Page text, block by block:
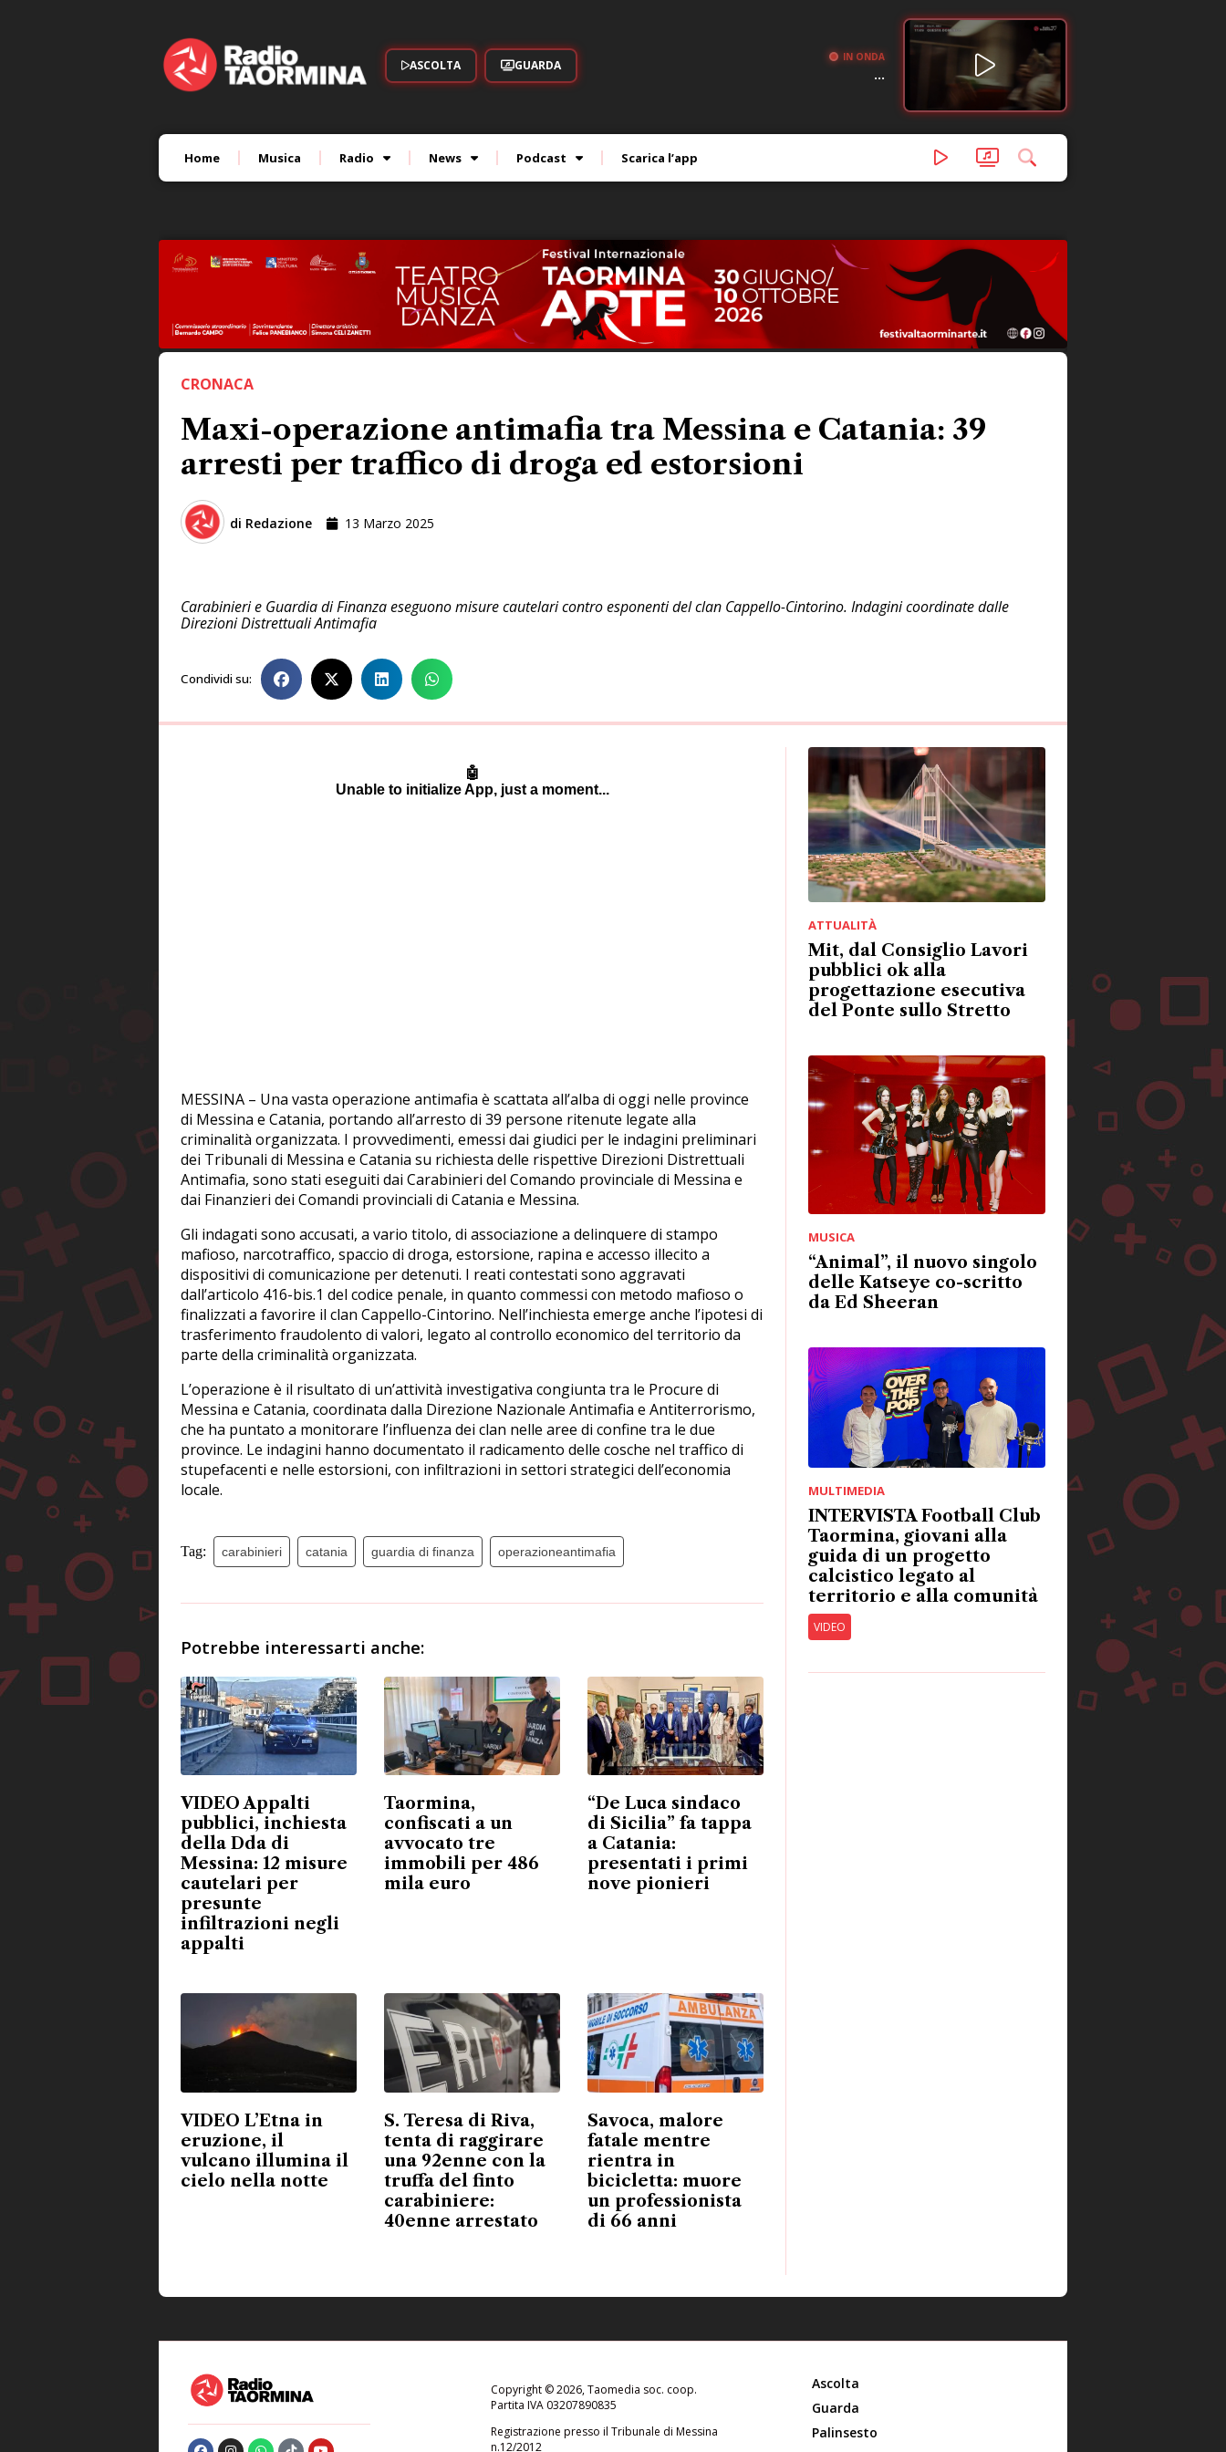
ASCOLTA GUARDA
IN ONDA
...
Home Musica Radio News Podcast Scarica l’app
CRONACA
Maxi-operazione antimafia tra Messina e Catania: 39
arresti per traffico di droga ed estorsioni
di Redazione 13 Marzo 2025
Carabinieri e Guardia di Finanza eseguono misure cautelari contro esponenti del clan Cappello-Cintorino. Indagini coordinate dalle
Direzioni Distrettuali Antimafia
Condividi su:
MESSINA – Una vasta operazione antimafia è scattata all’alba di oggi nelle province
di Messina e Catania, portando all’arresto di 39 persone ritenute legate alla
criminalità organizzata. I provvedimenti, emessi dai giudici per le indagini preliminari
dei Tribunali di Messina e Catania su richiesta delle rispettive Direzioni Distrettuali
Antimafia, sono stati eseguiti dai Carabinieri del Comando provinciale di Messina e
dai Finanzieri dei Comandi provinciali di Catania e Messina.
Gli indagati sono accusati, a vario titolo, di associazione a delinquere di stampo
mafioso, narcotraffico, spaccio di droga, estorsione, rapina e accesso illecito a
dispositivi di comunicazione per detenuti. I reati contestati sono aggravati
dall’articolo 416-bis.1 del codice penale, in quanto commessi con metodo mafioso o
finalizzati a favorire il clan Cappello-Cintorino. Nell’inchiesta emerge anche l’ipotesi di
trasferimento fraudolento di valori, legato al controllo economico del territorio da
parte della criminalità organizzata.
L’operazione è il risultato di un’attività investigativa congiunta tra le Procure di
Messina e Catania, coordinata dalla Direzione Nazionale Antimafia e Antiterrorismo,
che ha puntato a monitorare l’influenza dei clan nelle aree di confine tra le due
province. Le indagini hanno documentato il radicamento delle cosche nel traffico di
stupefacenti e nelle estorsioni, con infiltrazioni in settori strategici dell’economia
locale.
Tag: carabinieri catania guardia di finanza operazioneantimafia
Potrebbe interessarti anche:
VIDEO Appalti
pubblici, inchiesta
della Dda di
Messina: 12 misure
cautelari per
presunte
infiltrazioni negli
appalti
Taormina,
confiscati a un
avvocato tre
immobili per 486
mila euro
“De Luca sindaco
di Sicilia” fa tappa
a Catania:
presentati i primi
nove pionieri
VIDEO L’Etna in
eruzione, il
vulcano illumina il
cielo nella notte
S. Teresa di Riva,
tenta di raggirare
una 92enne con la
truffa del finto
carabiniere:
40enne arrestato
Savoca, malore
fatale mentre
rientra in
bicicletta: muore
un professionista
di 66 anni
ATTUALITÀ
Mit, dal Consiglio Lavori
pubblici ok alla
progettazione esecutiva
del Ponte sullo Stretto
MUSICA
“Animal”, il nuovo singolo
delle Katseye co-scritto
da Ed Sheeran
MULTIMEDIA
INTERVISTA Football Club
Taormina, giovani alla
guida di un progetto
calcistico legato al
territorio e alla comunità
VIDEO
Copyright © 2026, Taomedia soc. coop.
Partita IVA 03207890835
Registrazione presso il Tribunale di Messina
n.12/2012
Ascolta
Guarda
Palinsesto